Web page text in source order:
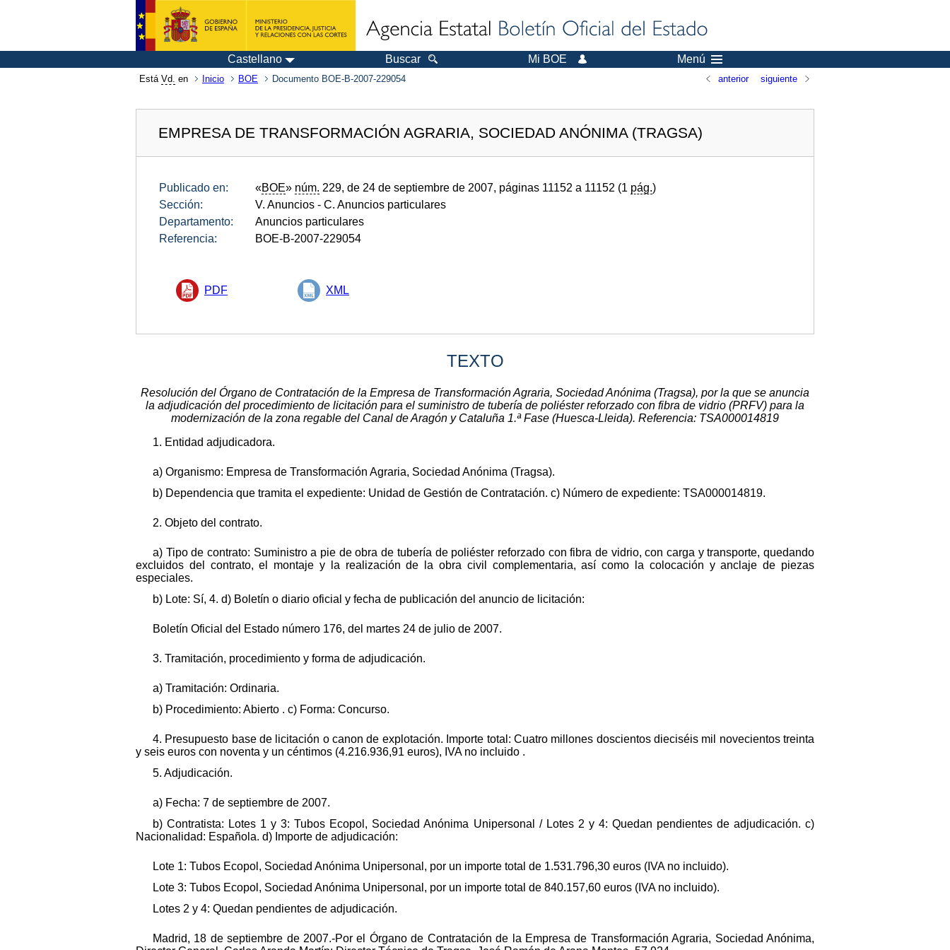
Castellano Buscar Mi BOE Menú
Está Vd. en Inicio BOE Documento BOE-B-2007-229054 anterior siguiente
EMPRESA DE TRANSFORMACIÓN AGRARIA, SOCIEDAD ANÓNIMA (TRAGSA)
Publicado en: «BOE» núm. 229, de 24 de septiembre de 2007, páginas 11152 a 11152 (1 pág.)
Sección:
V. Anuncios - C. Anuncios particulares
Departamento:
Anuncios particulares
Referencia:
BOE-B-2007-229054
PDF XML
TEXTO
Resolución del Órgano de Contratación de la Empresa de Transformación Agraria, Sociedad Anónima (Tragsa), por la que se anuncia
la adjudicación del procedimiento de licitación para el suministro de tubería de poliéster reforzado con fibra de vidrio (PRFV) para la
modernización de la zona regable del Canal de Aragón y Cataluña 1.ª Fase (Huesca-Lleida). Referencia: TSA000014819
1. Entidad adjudicadora.
a) Organismo: Empresa de Transformación Agraria, Sociedad Anónima (Tragsa).
b) Dependencia que tramita el expediente: Unidad de Gestión de Contratación. c) Número de expediente: TSA000014819.
2. Objeto del contrato.
a) Tipo de contrato: Suministro a pie de obra de tubería de poliéster reforzado con fibra de vidrio, con carga y transporte, quedando
excluidos del contrato, el montaje y la realización de la obra civil complementaria, así como la colocación y anclaje de piezas
especiales.
b) Lote: Sí, 4. d) Boletín o diario oficial y fecha de publicación del anuncio de licitación:
Boletín Oficial del Estado número 176, del martes 24 de julio de 2007.
3. Tramitación, procedimiento y forma de adjudicación.
a) Tramitación: Ordinaria.
b) Procedimiento: Abierto . c) Forma: Concurso.
4. Presupuesto base de licitación o canon de explotación. Importe total: Cuatro millones doscientos dieciséis mil novecientos treinta
y seis euros con noventa y un céntimos (4.216.936,91 euros), IVA no incluido .
5. Adjudicación.
a) Fecha: 7 de septiembre de 2007.
b) Contratista: Lotes 1 y 3: Tubos Ecopol, Sociedad Anónima Unipersonal / Lotes 2 y 4: Quedan pendientes de adjudicación. c)
Nacionalidad: Española. d) Importe de adjudicación:
Lote 1: Tubos Ecopol, Sociedad Anónima Unipersonal, por un importe total de 1.531.796,30 euros (IVA no incluido).
Lote 3: Tubos Ecopol, Sociedad Anónima Unipersonal, por un importe total de 840.157,60 euros (IVA no incluido).
Lotes 2 y 4: Quedan pendientes de adjudicación.
Madrid, 18 de septiembre de 2007.-Por el Órgano de Contratación de la Empresa de Transformación Agraria, Sociedad Anónima,